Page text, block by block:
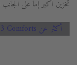
تخزين أكبر إما على
أكثر عن P3 Comforts